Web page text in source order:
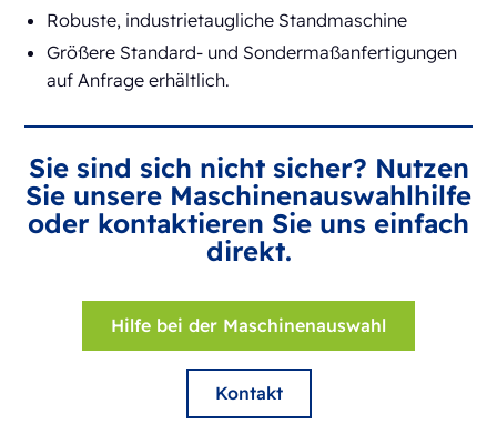
Robuste, industrietaugliche Standmaschine
Größere Standard- und Sondermaßanfertigungen
auf Anfrage erhältlich.
Sie sind sich nicht sicher? Nutzen
Sie unsere Maschinenauswahlhilfe
oder kontaktieren Sie uns einfach
direkt.
Hilfe bei der Maschinenauswahl
Kontakt